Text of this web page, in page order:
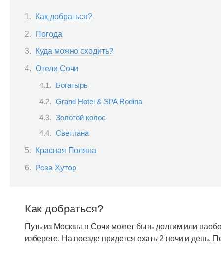
Как добраться?
Погода
Куда можно сходить?
Отели Сочи
Богатырь
Grand Hotel & SPA Rodina
Золотой колос
Светлана
Красная Поляна
Роза Хутор
Как добраться?
Путь из Москвы в Сочи может быть долгим или
изберете. На поезде придется ехать 2 ночи и день.